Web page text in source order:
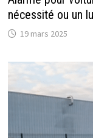
nécessité ou un
19 mars 2025